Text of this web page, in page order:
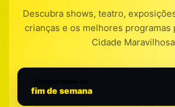
Descubra shows, teatro,
crianças e os melhores programas
Cidade
fim de semana